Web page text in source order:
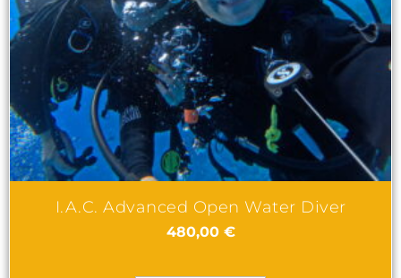
I.A.C. Advanced Open Water Diver
480,00 €